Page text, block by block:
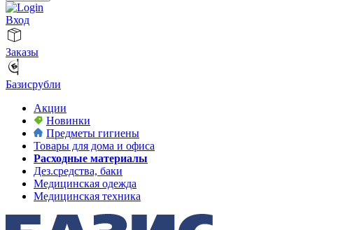
Вход
Заказы
Базисрубли
Акции
Новинки
Предметы гигиены
Товары для дома и офиса
Расходные материалы
Дез.средства, баки
Медицинская одежда
Медицинская техника